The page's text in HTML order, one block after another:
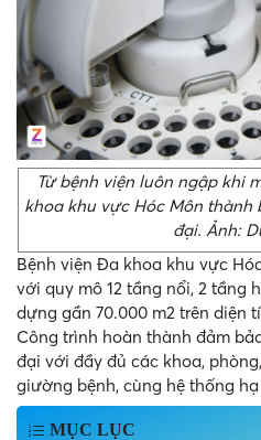
Từ bệnh viện luôn ngập khi
khoa khu vực Hóc Môn thành
đại. Ảnh:
Bệnh viện Đa khoa khu vực
với quy mô 12 tầng nổi, 2 tầng
dựng gần 70.000 m2 trên diện
Công trình hoàn thành đảm
đại với đầy đủ các khoa,
giường bệnh, cùng hệ thống
MỤC LỤC